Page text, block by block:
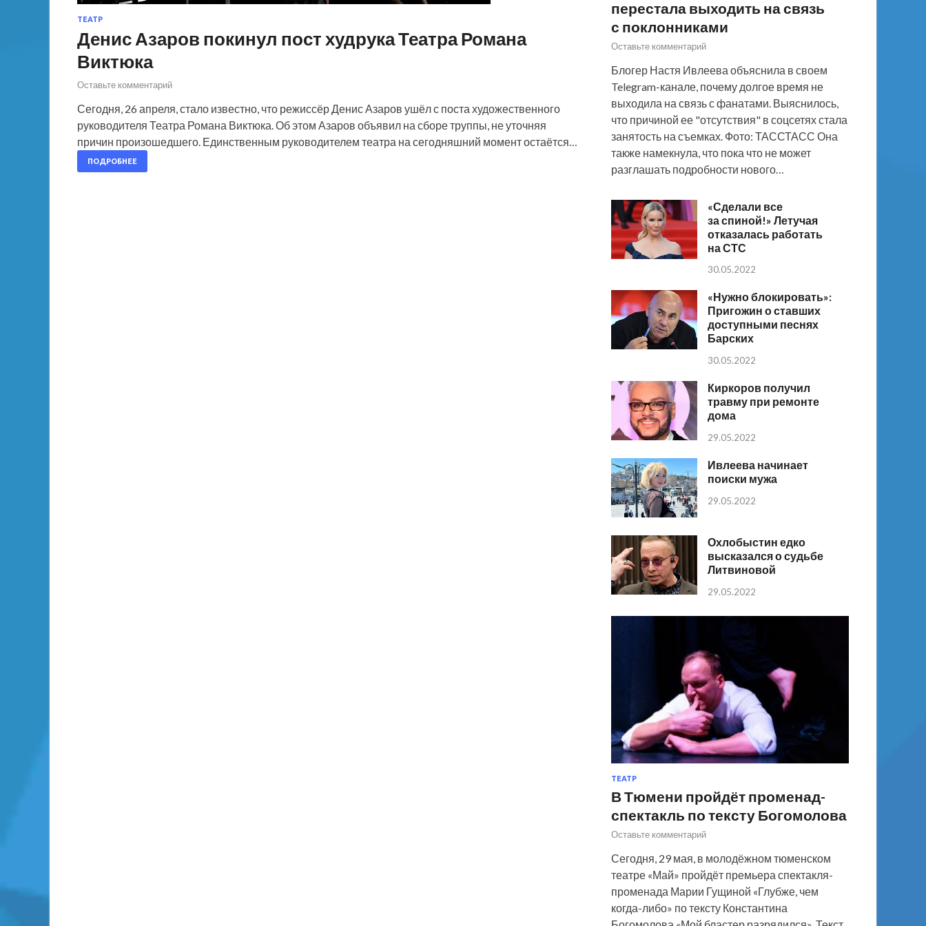
ТЕАТР
Денис Азаров покинул пост худрука Театра Романа
Виктюка
Оставьте комментарий
Сегодня, 26 апреля, стало известно, что режиссёр Денис Азаров ушёл с поста художественного
руководителя Театра Романа Виктюка. Об этом Азаров объявил на сборе труппы, не уточняя
причин произошедшего. Единственным руководителем театра на сегодняшний момент остаётся…
ПОДРОБНЕЕ
перестала выходить на связь
с поклонниками
Оставьте комментарий
Блогер Настя Ивлеева объяснила в своем
Telegram-канале, почему долгое время не
выходила на связь с фанатами. Выяснилось,
что причиной ее "отсутствия" в соцсетях стала
занятость на съемках. Фото: ТАССТАСС Она
также намекнула, что пока что не может
разглашать подробности нового…
«Сделали все
за спиной!» Летучая
отказалась работать
на СТС
30.05.2022
«Нужно блокировать»:
Пригожин о ставших
доступными песнях
Барских
30.05.2022
Киркоров получил
травму при ремонте
дома
29.05.2022
Ивлеева начинает
поиски мужа
29.05.2022
Охлобыстин едко
высказался о судьбе
Литвиновой
29.05.2022
ТЕАТР
В Тюмени пройдёт променад-
спектакль по тексту Богомолова
Оставьте комментарий
Сегодня, 29 мая, в молодёжном тюменском
театре «Май» пройдёт премьера спектакля-
променада Марии Гущиной «Глубже, чем
когда-либо» по тексту Константина